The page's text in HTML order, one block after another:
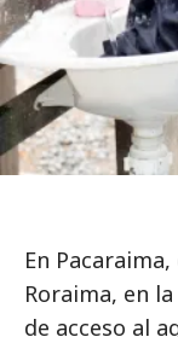
En
Roraima, en
de acceso al